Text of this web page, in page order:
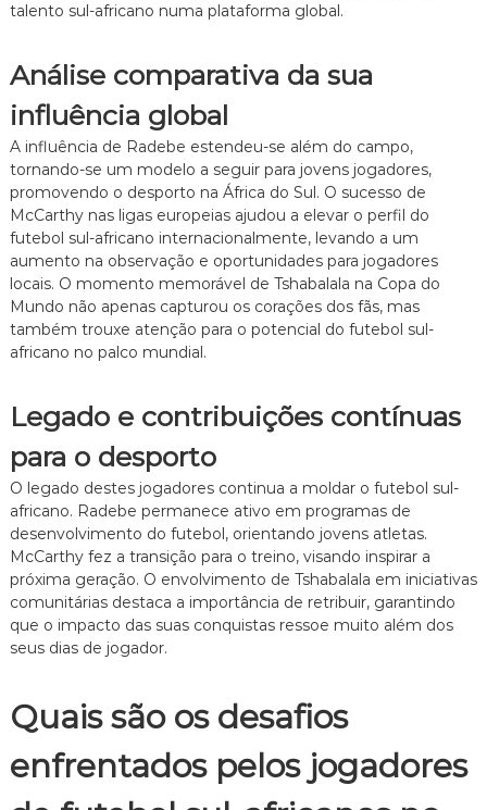
talento sul-africano numa plataforma global.
Análise comparativa da sua
influência global
A influência de Radebe estendeu-se além do campo,
tornando-se um modelo a seguir para jovens jogadores,
promovendo o desporto na África do Sul. O sucesso de
McCarthy nas ligas europeias ajudou a elevar o perfil do
futebol sul-africano internacionalmente, levando a um
aumento na observação e oportunidades para jogadores
locais. O momento memorável de Tshabalala na Copa do
Mundo não apenas capturou os corações dos fãs, mas
também trouxe atenção para o potencial do futebol sul-
africano no palco mundial.
Legado e contribuições contínuas
para o desporto
O legado destes jogadores continua a moldar o futebol sul-
africano. Radebe permanece ativo em programas de
desenvolvimento do futebol, orientando jovens atletas.
McCarthy fez a transição para o treino, visando inspirar a
próxima geração. O envolvimento de Tshabalala em iniciativas
comunitárias destaca a importância de retribuir, garantindo
que o impacto das suas conquistas ressoe muito além dos
seus dias de jogador.
Quais são os desafios
enfrentados pelos jogadores